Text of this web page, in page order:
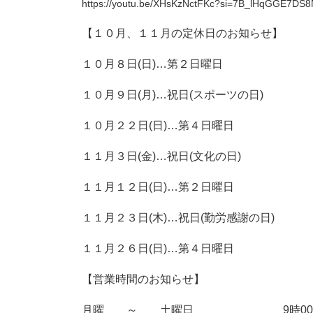
https://youtu.be/
【１０月、１１月の定休日のお知らせ】
１０月８日(日)…第２日曜日
１０月９日(月)…祝日(スポーツの日)
１０月２２日(日)…第４日曜日
１１月３日(金)…祝日(文化の日)
１１月１２日(日)…第２日曜日
１１月２３日(木)…祝日(勤労感謝の日)
１１月２６日(日)…第４日曜日
【営業時間のお知らせ】
月曜 ～ 土曜日 9時00分